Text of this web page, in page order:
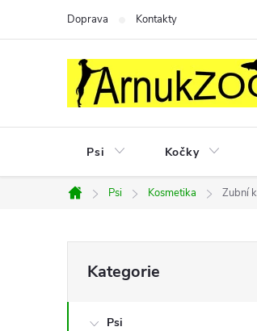
Doprava Kontakty
Psi Kočky
Domů
Psi Kosmetika Zubní
o
kategorie
Kategorie
Psi